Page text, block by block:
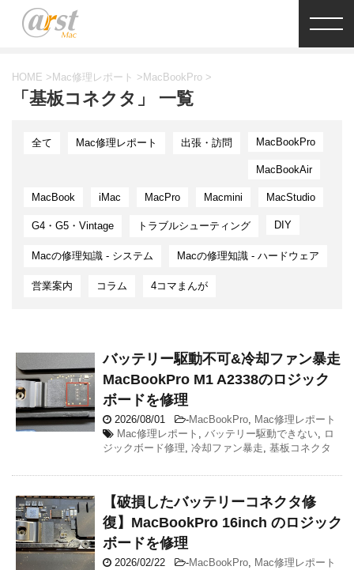
HOME > Mac修理レポート > MacBookPro >
「基板コネクタ」 一覧
全て Mac修理レポート 出張・訪問 MacBookPro
MacBookAir
MacBook iMac MacPro Macmini MacStudio
G4・G5・Vintage トラブルシューティング DIY
Macの修理知識 - システム Macの修理知識 - ハードウェア
営業案内 コラム 4コマまんが
バッテリー駆動不可&冷却ファン暴走
MacBookPro M1 A2338のロジック
ボードを修理
2026/08/01 -MacBookPro, Mac修理レポート
Mac修理レポート , バッテリー駆動できない, ロ
ジックボード修理, 冷却ファン暴走, 基板コネクタ
【破損したバッテリーコネクタ修
復】MacBookPro 16inch のロジック
ボードを修理
2026/02/22 -MacBookPro, Mac修理レポート